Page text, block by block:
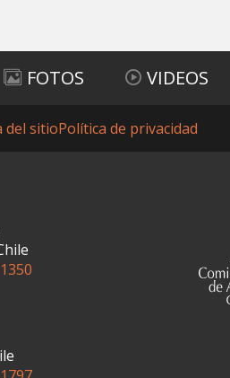
FOTOS VIDEOS
del sitioPolítica de privacidad